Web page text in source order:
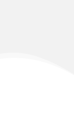
comoditats.
i l'ampli